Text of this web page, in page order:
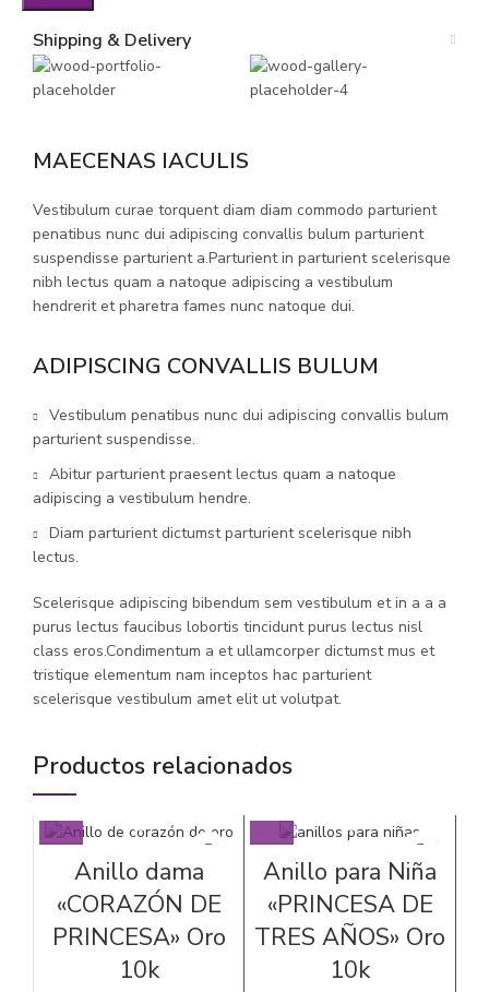
Shipping & Delivery
MAECENAS IACULIS
Vestibulum curae torquent diam diam commodo parturient
penatibus nunc dui adipiscing convallis bulum parturient
suspendisse parturient a.Parturient in parturient scelerisque
nibh lectus quam a natoque adipiscing a vestibulum
hendrerit et pharetra fames nunc natoque dui.
ADIPISCING CONVALLIS BULUM
Vestibulum penatibus nunc dui adipiscing convallis bulum
parturient suspendisse.
Abitur parturient praesent lectus quam a natoque
adipiscing a vestibulum hendre.
Diam parturient dictumst parturient scelerisque nibh
lectus.
Scelerisque adipiscing bibendum sem vestibulum et in a a a
purus lectus faucibus lobortis tincidunt purus lectus nisl
class eros.Condimentum a et ullamcorper dictumst mus et
tristique elementum nam inceptos hac parturient
scelerisque vestibulum amet elit ut volutpat.
Productos relacionados
Anillo dama
«CORAZÓN DE
PRINCESA» Oro
10k
Anillo para Niña
«PRINCESA DE
TRES AÑOS» Oro
10k